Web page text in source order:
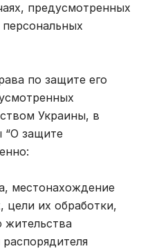
предусмотренных
по защите его
Украины, в
“О защите
местонахождение
цели их обработки,
жительства